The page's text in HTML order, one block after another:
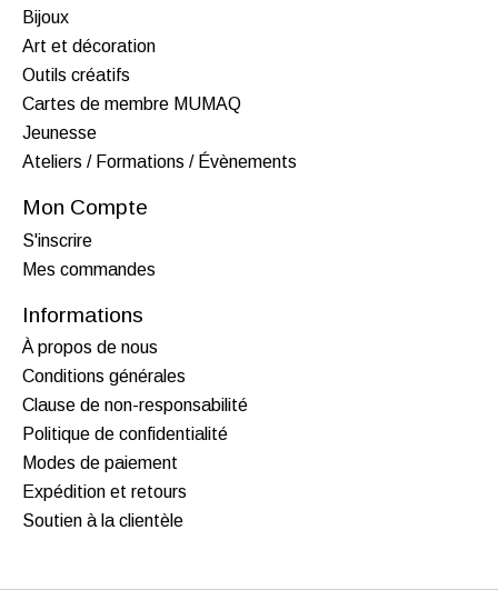
Bijoux
Art et décoration
Outils créatifs
Cartes de membre MUMAQ
Jeunesse
Ateliers / Formations / Évènements
Mon Compte
S'inscrire
Mes commandes
Informations
À propos de nous
Conditions générales
Clause de non-responsabilité
Politique de confidentialité
Modes de paiement
Expédition et retours
Soutien à la clientèle